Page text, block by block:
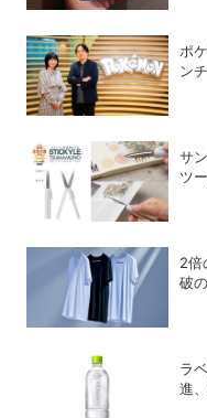
ポ
ン
サ
ツ
2倍
破
ラ
進